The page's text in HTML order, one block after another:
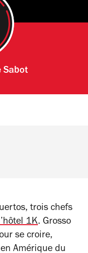
Sabot
trois chefs
1K. Grosso
se croire,
Amérique du